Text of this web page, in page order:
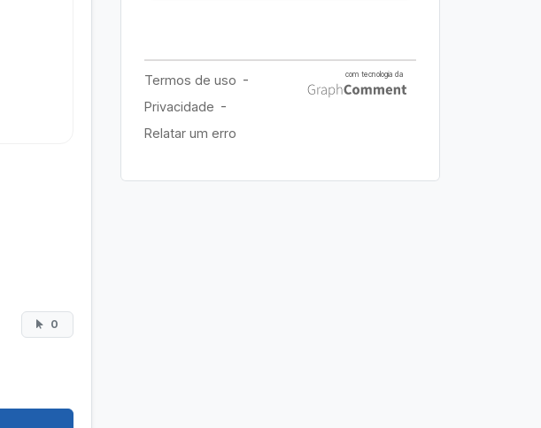
0